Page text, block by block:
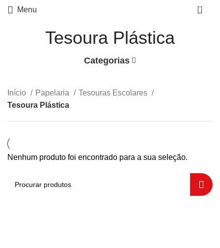
Menu 0
Tesoura Plástica
Categorias
Início Papelaria
Tesouras Escolares
Tesoura Plástica
Nenhum produto foi encontrado para a sua seleção.